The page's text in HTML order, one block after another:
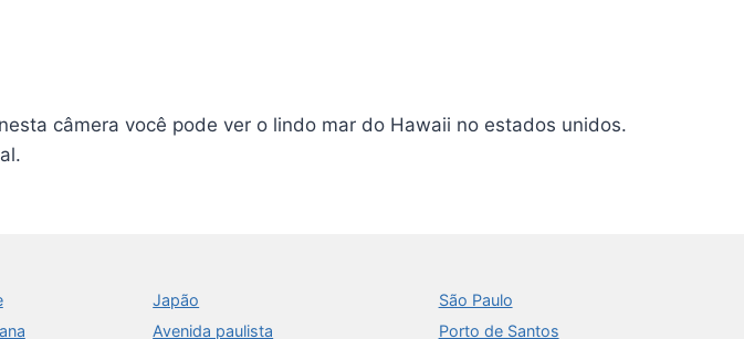
câmera você pode ver o lindo mar do Hawaii no estados unidos.
Japão
Avenida paulista
São Paulo
Porto de Santos